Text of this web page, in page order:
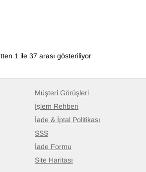
1 ile 37 arası gösteriliyor
Müşteri Görüşleri
İşlem Rehberi
İade & İptal Politikası
SSS
İade Formu
Site Haritası